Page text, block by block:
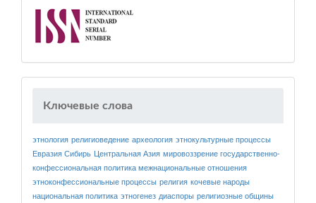
Ключевые слова
этнология религиоведение археология этнокультурные процессы
ЕвразияСибирь Центральная Азия мировоззрениегосударственно-
конфессиональная политикамежнациональные отношения
этноконфессиональные процессы религия кочевые народы
национальная политика этногенез диаспоры религиозные общины